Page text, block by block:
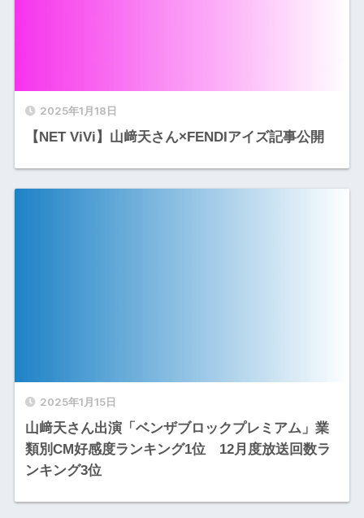
2025年1月18日
【NET ViVi】山﨑天さん×FENDIアイズ記事公開
2025年1月15日
山﨑天さん出演「ベンザブロックプレミアム」業
類別CM好感度ランキング1位 12月度放送回数ラ
ンキング3位